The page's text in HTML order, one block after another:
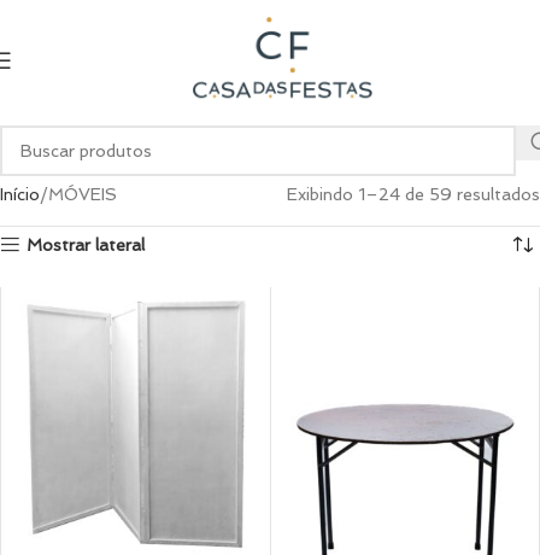
Início MÓVEIS Exibindo 1–24 de 59 resultados
Mostrar lateral